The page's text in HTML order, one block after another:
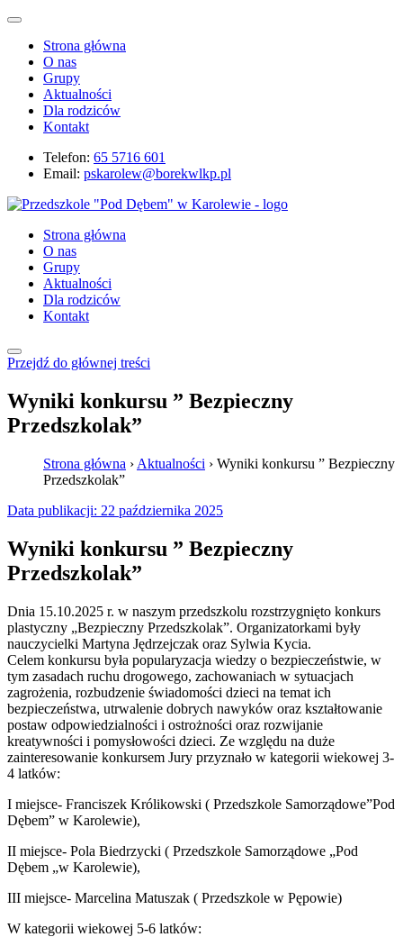
Strona główna
O nas
Grupy
Aktualności
Dla rodziców
Kontakt
Telefon: 65 5716 601
Email: pskarolew@borekwlkp.pl
Strona główna
O nas
Grupy
Aktualności
Dla rodziców
Kontakt
Przejdź do głównej treści
Wyniki konkursu ” Bezpieczny
Przedszkolak”
Strona główna › Aktualności › Wyniki konkursu ” Bezpieczny
Przedszkolak”
Data publikacji: 22 października 2025
Wyniki konkursu ” Bezpieczny
Przedszkolak”
Dnia 15.10.2025 r. w naszym przedszkolu rozstrzygnięto konkurs
plastyczny „Bezpieczny Przedszkolak”. Organizatorkami były
nauczycielki Martyna Jędrzejczak oraz Sylwia Kycia.
Celem konkursu była popularyzacja wiedzy o bezpieczeństwie, w
tym zasadach ruchu drogowego, zachowaniach w sytuacjach
zagrożenia, rozbudzenie świadomości dzieci na temat ich
bezpieczeństwa, utrwalenie dobrych nawyków oraz kształtowanie
postaw odpowiedzialności i ostrożności oraz rozwijanie
kreatywności i pomysłowości dzieci. Ze względu na duże
zainteresowanie konkursem Jury przyznało w kategorii wiekowej 3-
4 latków:
I miejsce- Franciszek Królikowski ( Przedszkole Samorządowe”Pod
Dębem” w Karolewie),
II miejsce- Pola Biedrzycki ( Przedszkole Samorządowe „Pod
Dębem „w Karolewie),
III miejsce- Marcelina Matuszak ( Przedszkole w Pępowie)
W kategorii wiekowej 5-6 latków: